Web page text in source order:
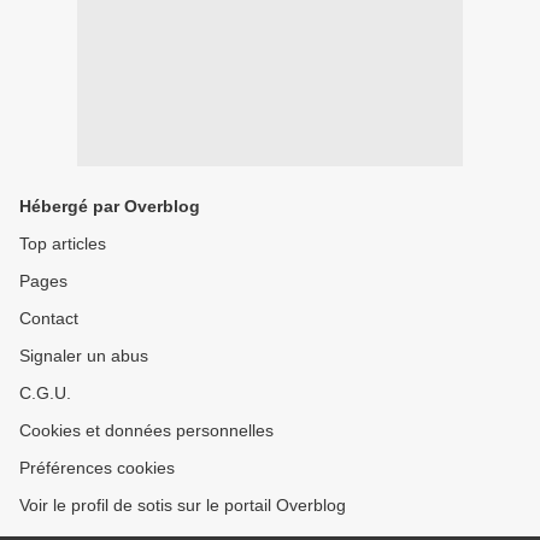
Hébergé par Overblog
Top articles
Pages
Contact
Signaler un abus
C.G.U.
Cookies et données personnelles
Préférences cookies
Voir le profil de sotis sur le portail Overblog